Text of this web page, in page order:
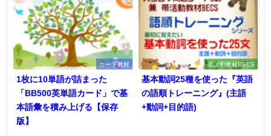
カード教材
1枚に10単語が詰まった
「BB500英単語カード」で基
本語彙を積み上げる【保存
版】
帯活動教材BECS
基本動詞25種を使った『英語
の語順トレーニング』(主語
+動詞+目的語)